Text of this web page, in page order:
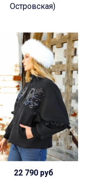
Островская)
22 790 руб